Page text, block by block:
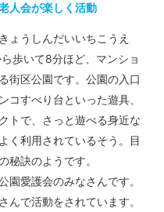
人会が楽しく活動
ょうしんだいいちこうえ
歩いて8分ほど、マンショ
街区公園です。公園の入口
コすべり台といった遊具、
トで、さっと遊べる身近な
く利用されているそう。目
秘訣のようです。
園愛護会のみなさんです。
んで活動をされています。